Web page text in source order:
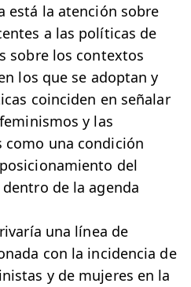
está la atención sobre
a las políticas de
sobre los contextos
los que se adoptan y
coinciden en señalar
y las
una condición
del
de la agenda
una línea de
con la incidencia de
y de mujeres en la